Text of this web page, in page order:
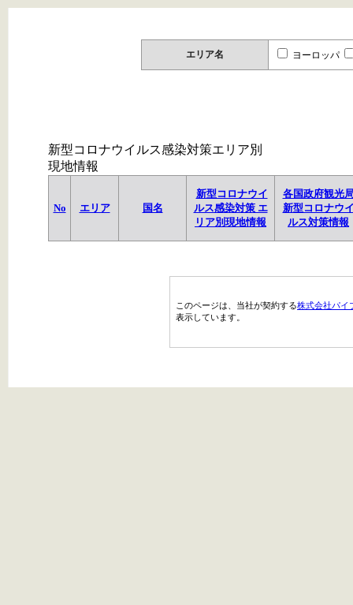
エリア名 ヨーロッパ
新型コロナウイルス感染対策エリア別
現地情報
No エリア 国名
新型コロナウイ
ルス感染対策 エ
リア別現地情報
各国政府観光
新型コロナウ
ルス対策情報
このページは、当社が契約する株式会社パイ
表示しています。